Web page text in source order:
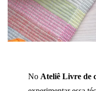
No Ateliê Livre de